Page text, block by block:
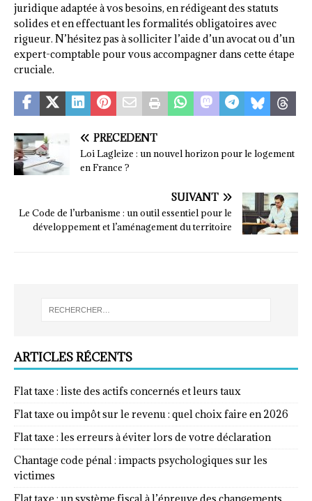
juridique adaptée à vos besoins, en rédigeant des statuts
solides et en effectuant les formalités obligatoires avec
rigueur. N’hésitez pas à solliciter l’aide d’un avocat ou d’un
expert-comptable pour vous accompagner dans cette étape
cruciale.
PRÉCÉDENT
Loi Lagleize : un nouvel horizon pour le logement
en France ?
SUIVANT
Le Code de l’urbanisme : un outil essentiel pour le
développement et l’aménagement du territoire
ARTICLES RÉCENTS
Flat taxe : liste des actifs concernés et leurs taux
Flat taxe ou impôt sur le revenu : quel choix faire en 2026
Flat taxe : les erreurs à éviter lors de votre déclaration
Chantage code pénal : impacts psychologiques sur les
victimes